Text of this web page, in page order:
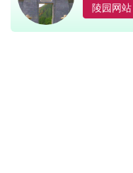
陵园网站